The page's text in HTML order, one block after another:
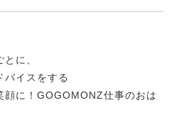
に、
バイスをする
顔に！GOGOMONZ仕事のおは